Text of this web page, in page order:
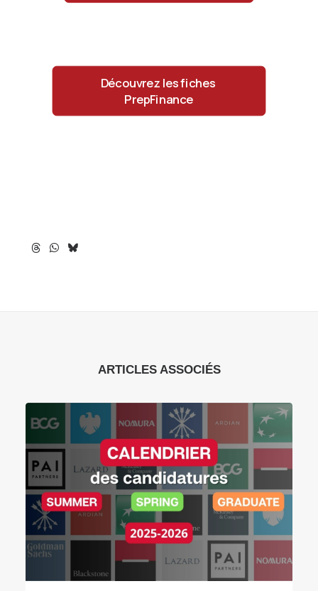
Découvrez les fiches
PrepFinance
ARTICLES ASSOCIÉS